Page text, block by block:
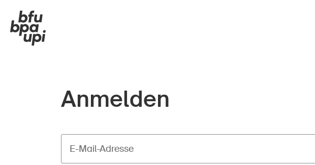
Anmelden
E-Mail-Adresse